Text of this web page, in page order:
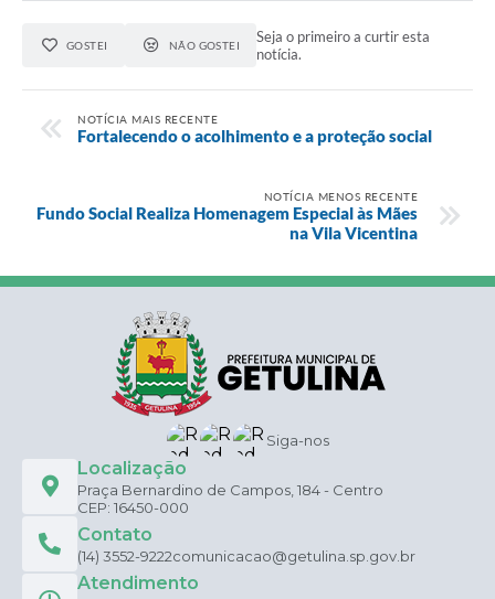
GOSTEI NÃO GOSTEI
Seja o primeiro a curtir esta
notícia.
NOTÍCIA MAIS RECENTE
Fortalecendo o acolhimento e a proteção social
NOTÍCIA MENOS RECENTE
Fundo Social Realiza Homenagem Especial às Mães
na Vila Vicentina
Siga-nos
Localização
Praça Bernardino de Campos, 184 - Centro
CEP: 16450-000
Contato
(14) 3552-9222comunicacao@getulina.sp.gov.br
Atendimento